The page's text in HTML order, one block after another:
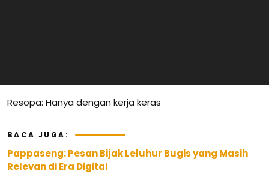
Resopa: Hanya dengan kerja keras
BACA JUGA:
Pappaseng: Pesan Bijak Leluhur Bugis yang Masih
Relevan di Era Digital